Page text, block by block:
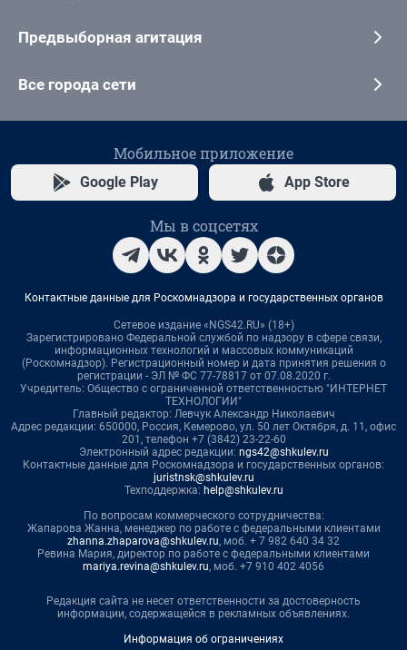
Предвыборная агитация
Все города сети
Мобильное приложение
Google Play App Store
Мы в соцсетях
Контактные данные для Роскомнадзора и государственных органов
Сетевое издание «NGS42.RU» (18+)
Зарегистрировано Федеральной службой по надзору в сфере связи,
информационных технологий и массовых коммуникаций
(Роскомнадзор). Регистрационный номер и дата принятия решения о
регистрации - ЭЛ № ФС 77-78817 от 07.08.2020 г.
Учредитель: Общество с ограниченной ответственностью "ИНТЕРНЕТ
ТЕХНОЛОГИИ"
Главный редактор: Левчук Александр Николаевич
Адрес редакции: 650000, Россия, Кемерово, ул. 50 лет Октября, д. 11, офис
201, телефон +7 (3842) 23-22-60
Электронный адрес редакции: ngs42@shkulev.ru
Контактные данные для Роскомнадзора и государственных органов:
juristnsk@shkulev.ru
Техподдержка: help@shkulev.ru
По вопросам коммерческого сотрудничества:
Жапарова Жанна, менеджер по работе с федеральными клиентами
zhanna.zhaparova@shkulev.ru, моб. + 7 982 640 34 32
Ревина Мария, директор по работе с федеральными клиентами
mariya.revina@shkulev.ru, моб. +7 910 402 4056
Редакция сайта не несет ответственности за достоверность
информации, содержащейся в рекламных объявлениях.
Информация об ограничениях